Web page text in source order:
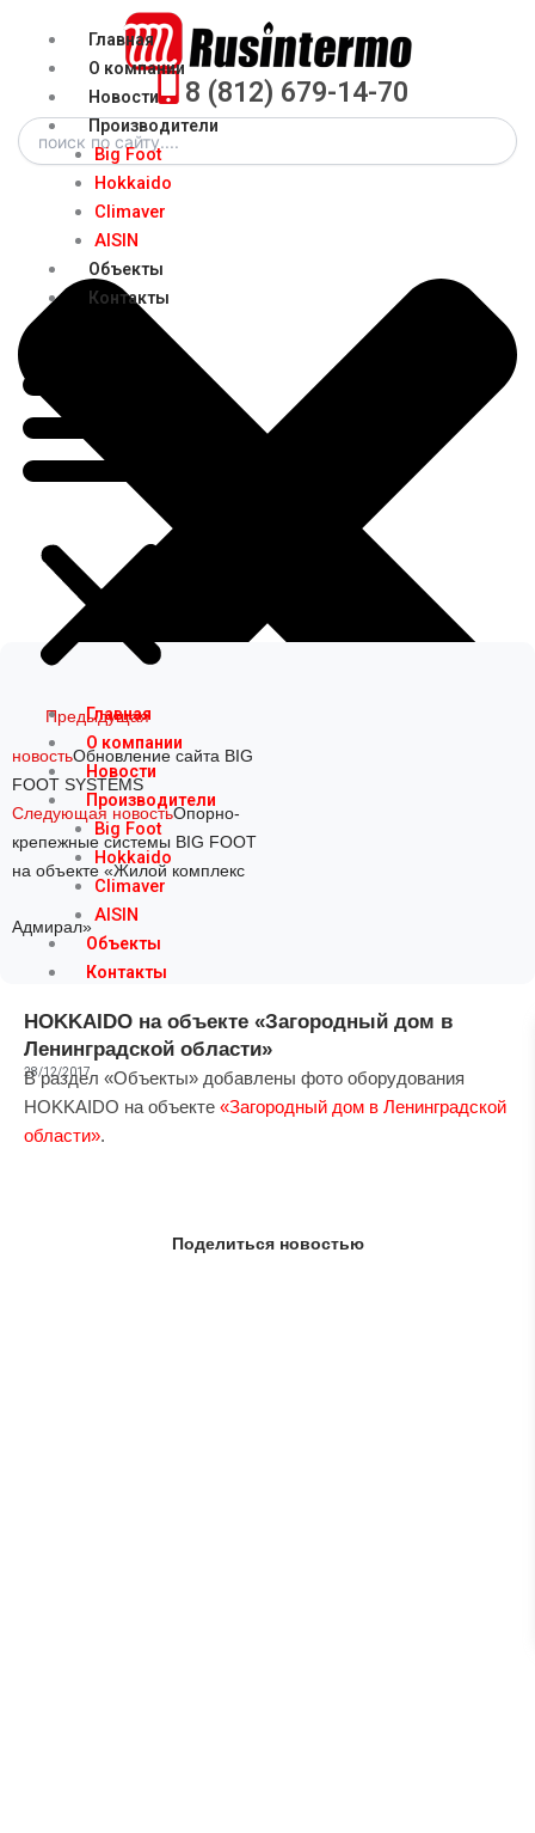
содержимому
Главная
О компании
Новости
Производители
Big Foot
Hokkaido
Climaver
AISIN
Объекты
Контакты
Menu
Главная
О компании
Новости
Производители
Big Foot
Hokkaido
Climaver
AISIN
Объекты
Контакты
8 (812) 679-14-70
Search
Prev
Предыдущая
новостьОбновление сайта BIG
FOOT SYSTEMS
Следующая новостьОпорно-
крепежные системы BIG FOOT
на объекте «Жилой комплекс
Адмирал»
Next
HOKKAIDO на объекте «Загородный дом в
Ленинградской области»
28/12/2017
В раздел «Объекты» добавлены фото оборудования
HOKKAIDO на объекте «Загородный дом в Ленинградской
области».
Поделиться новостью